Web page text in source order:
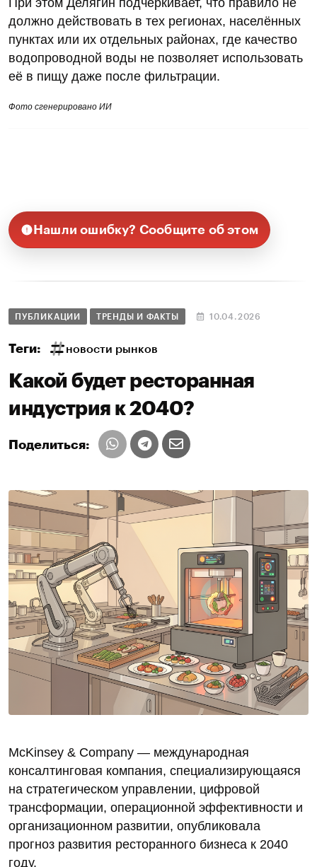
При этом Делягин подчёркивает, что правило не
должно действовать в тех регионах, населённых
пунктах или их отдельных районах, где качество
водопроводной воды не позволяет использовать
её в пищу даже после фильтрации.
Фото сгенерировано ИИ
Нашли ошибку? Сообщите об этом
ПУБЛИКАЦИИ ТРЕНДЫ И ФАКТЫ 10.04.2026
Теги: новости рынков
Какой будет ресторанная
индустрия к 2040?
Поделиться:
McKinsey & Company — международная
консалтинговая компания, специализирующаяся
на стратегическом управлении, цифровой
трансформации, операционной эффективности и
организационном развитии, опубликовала
прогноз развития ресторанного бизнеса к 2040
году.